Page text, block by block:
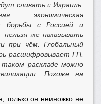
сливать и Израиль.
экономическая
борьбы с Россией и
нельзя же наказывать
при чём. Глобальный
расшифровывает ГП.
раскладе можно
Похоже на
только он немножко не